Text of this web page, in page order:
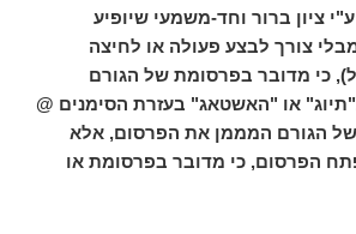
ציון ברור וחד-משמעי שיופיע
צורך לבצע פעולה או לחיצה
כי מדובר בפרסומת של הגורם
או "האשטאג" בעזרת הסימנים @
של הגורם המממן את הפרסום, אלא
הפרסום, כי מדובר בפרסומת או